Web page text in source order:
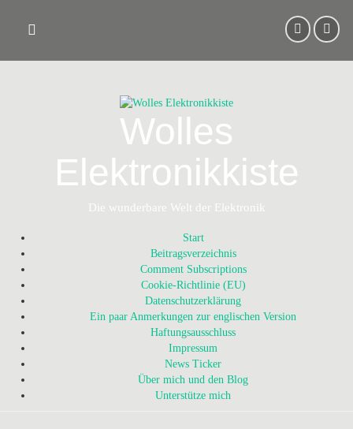
content
Wolles
Elektronikkiste
Die wunderbare Welt der Elektronik
Start
Beitragsverzeichnis
Comment Subscriptions
Cookie-Richtlinie (EU)
Datenschutzerklärung
Ein paar Anmerkungen zur englischen Version
Haftungsausschluss
Impressum
News Ticker
Über mich und den Blog
Unterstütze mich